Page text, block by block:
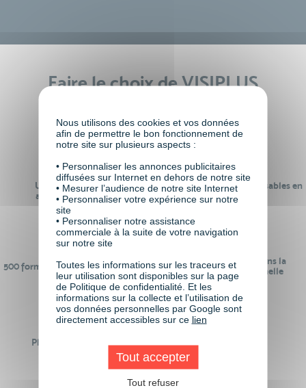
Faire le choix de VISIPLUS
Un réseau de 22 000
anciens participants
100% des formations réalisables en
digital learning
500 formations pour se préparer au
monde de demain
24 ans d'expérience dans la
formation professionnelle
Plus de 50 formations
Des intervenants
Nous utilisons des cookies et vos données
afin de permettre le bon fonctionnement de
notre site sur plusieurs aspects :
• Personnaliser les annonces publicitaires
diffusées sur Internet en dehors de notre site
• Mesurer l’audience de notre site Internet
• Personnaliser votre expérience sur notre
site
• Personnaliser notre assistance
commerciale à la suite de votre navigation
sur notre site
Toutes les informations sur les traceurs et
leur utilisation sont disponibles sur la page
de Politique de confidentialité. Et les
informations sur la collecte et l’utilisation de
vos données personnelles par Google sont
directement accessibles sur ce lien
Tout accepter
Tout refuser